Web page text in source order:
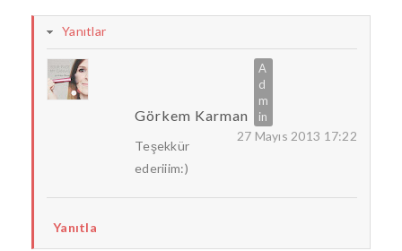
Yanıtlar
Görkem Karman
27 Mayıs 2013 17:22
Teşekkür
ederiiim:)
Yanıtla